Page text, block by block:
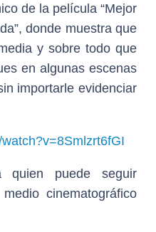
de la película “Mejor
donde muestra que
y sobre todo que
en algunas escenas
importarle evidenciar
quien puede seguir
cinematográfico